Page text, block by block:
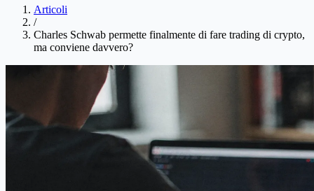
Articoli
/
Charles Schwab permette finalmente di fare trading di crypto,
ma conviene davvero?